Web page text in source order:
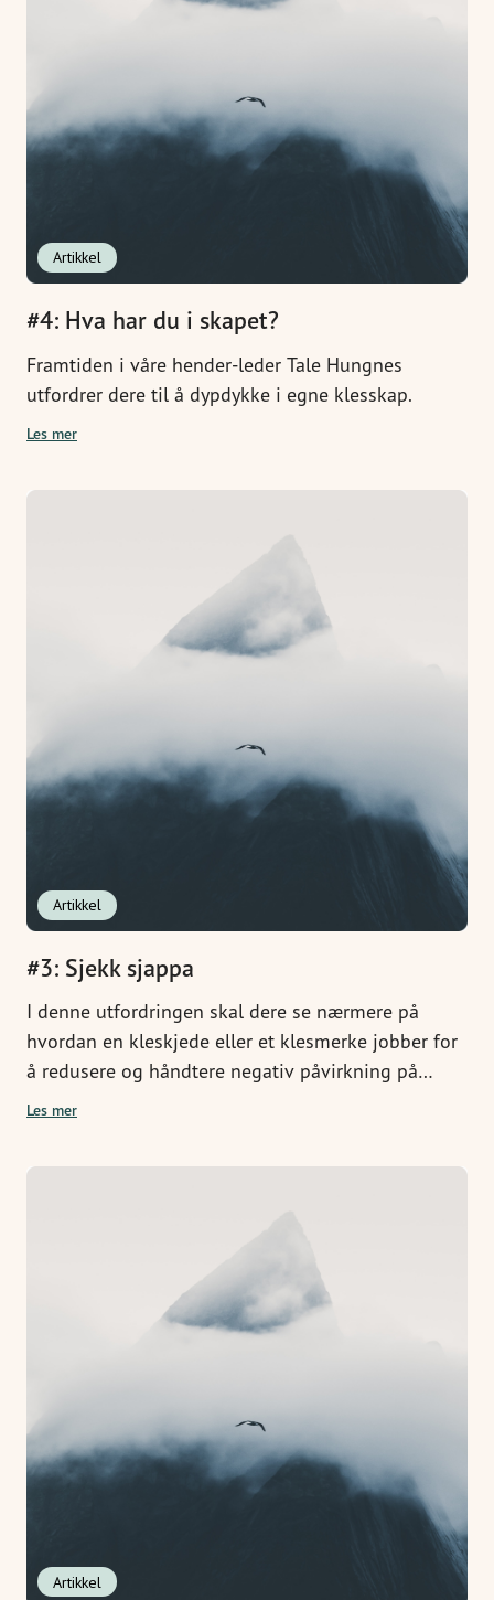
Artikkel
#4: Hva har du i skapet?
Framtiden i våre hender-leder Tale Hungnes
utfordrer dere til å dypdykke i egne klesskap.
Les mer
Artikkel
#3: Sjekk sjappa
I denne utfordringen skal dere se nærmere på
hvordan en kleskjede eller et klesmerke jobber for
å redusere og håndtere negativ påvirkning på
mennesker og samfunn.
Les mer
Artikkel